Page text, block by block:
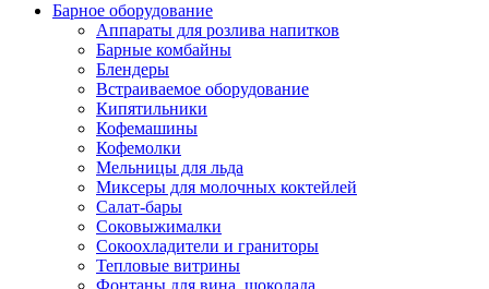
Барное оборудование
Аппараты для розлива напитков
Барные комбайны
Блендеры
Встраиваемое оборудование
Кипятильники
Кофемашины
Кофемолки
Мельницы для льда
Миксеры для молочных коктейлей
Салат-бары
Соковыжималки
Сокоохладители и граниторы
Тепловые витрины
Фонтаны для вина, шоколада